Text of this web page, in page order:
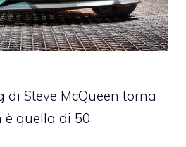
Steve McQueen torna
è quella di 50